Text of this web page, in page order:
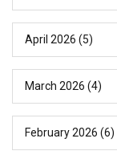
April 2026 (5)
March 2026 (4)
February 2026 (6)